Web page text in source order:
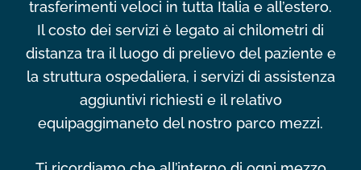
trasferimenti veloci in tutta Italia e all’estero.
Il costo dei servizi è legato ai chilometri di
distanza tra il luogo di prelievo del paziente e
la struttura ospedaliera, i servizi di assistenza
aggiuntivi richiesti e il relativo
equipaggimaneto del nostro parco mezzi.